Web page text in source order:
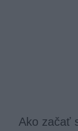
Ako začať